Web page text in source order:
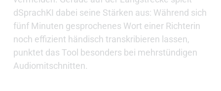
dSprachKI dabei seine Stärken aus: Während sich
fünf Minuten gesprochenes Wort einer Richterin
noch effizient händisch transkribieren lassen,
punktet das Tool besonders bei mehrstündigen
Audiomitschnitten.